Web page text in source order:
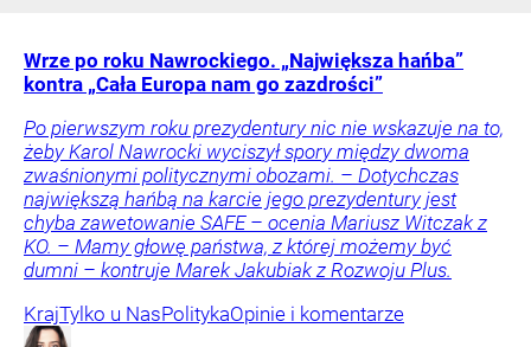
Wrze po roku Nawrockiego. „Największa hańba”
kontra „Cała Europa nam go zazdrości”
Po pierwszym roku prezydentury nic nie wskazuje na to,
żeby Karol Nawrocki wyciszył spory między dwoma
zwaśnionymi politycznymi obozami. – Dotychczas
największą hańbą na karcie jego prezydentury jest
chyba zawetowanie SAFE – ocenia Mariusz Witczak z
KO. – Mamy głowę państwa, z której możemy być
dumni – kontruje Marek Jakubiak z Rozwoju Plus.
KrajTylko u NasPolitykaOpinie i komentarze